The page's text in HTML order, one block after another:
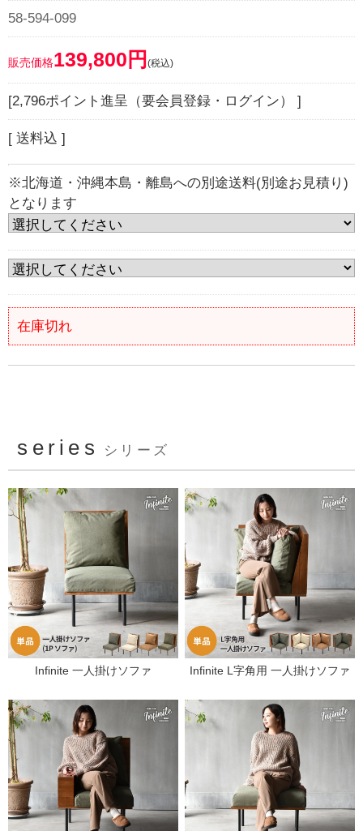
58-594-099
販売価格139,800円 (税込)
[2,796ポイント進呈（要会員登録・ログイン） ]
[ 送料込 ]
※北海道・沖縄本島・離島への別途送料(別途お見積り)
となります
在庫切れ
series シリーズ
Infinite 一人掛けソファ Infinite L字角用 一人掛けソファ